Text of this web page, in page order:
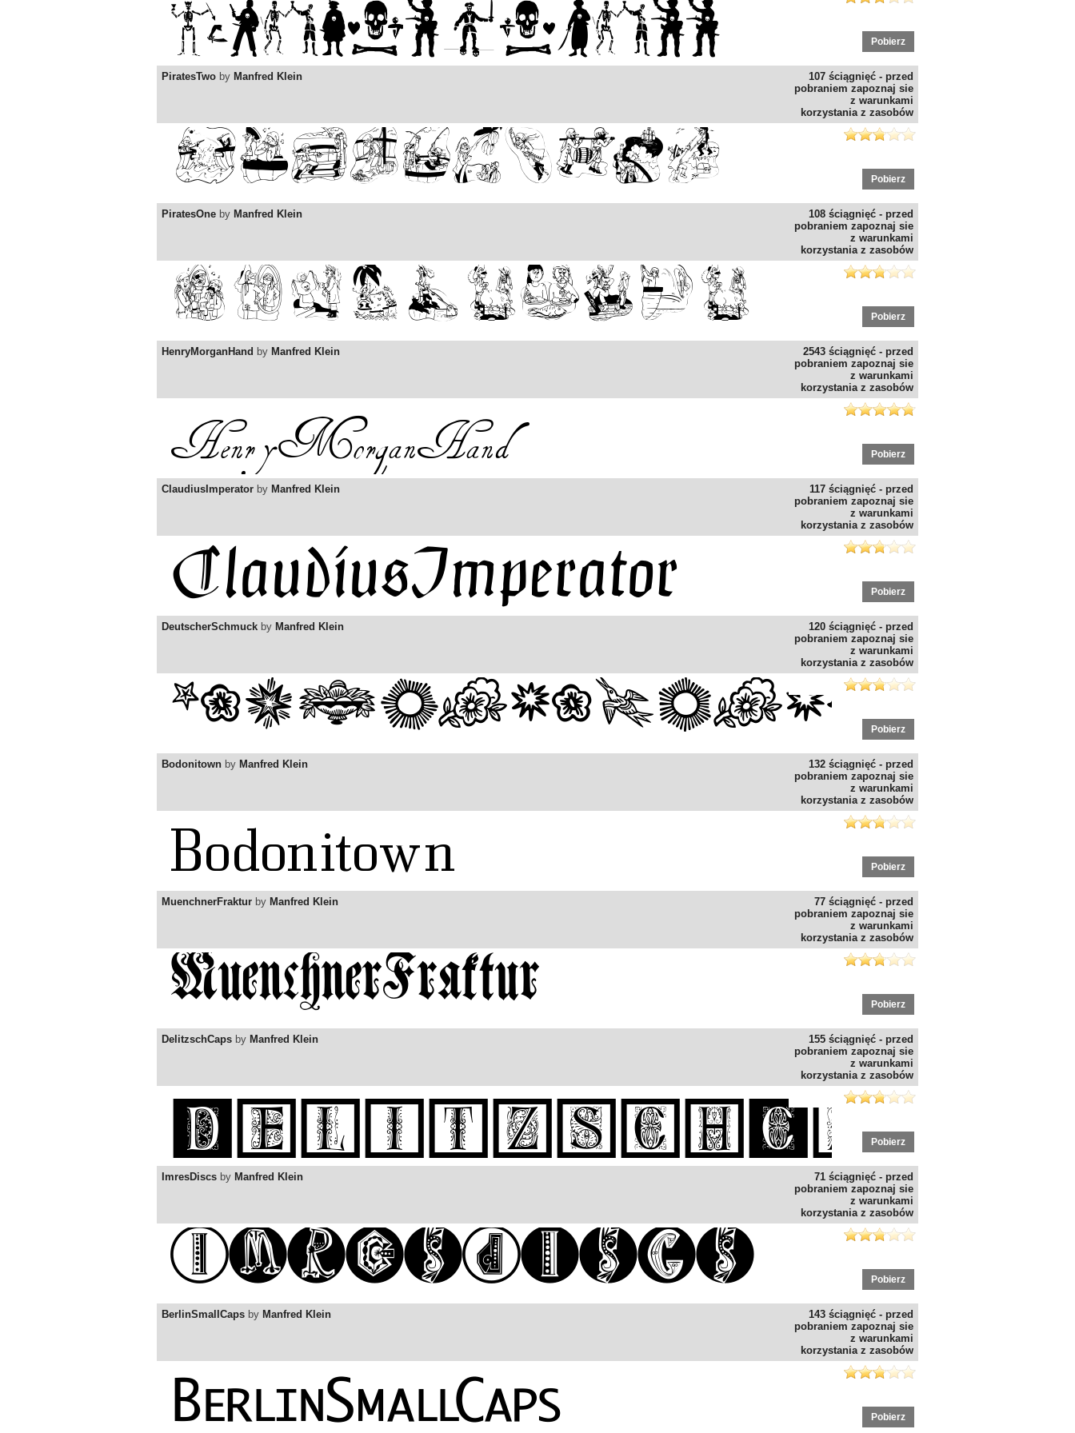
Pobierz
107 ściągnięć - przed
pobraniem zapoznaj sie
z warunkami
korzystania z zasobów
PiratesTwo by Manfred Klein
Pobierz
108 ściągnięć - przed
pobraniem zapoznaj sie
z warunkami
korzystania z zasobów
PiratesOne by Manfred Klein
Pobierz
2543 ściągnięć - przed
pobraniem zapoznaj sie
z warunkami
korzystania z zasobów
HenryMorganHand by Manfred Klein
Pobierz
117 ściągnięć - przed
pobraniem zapoznaj sie
z warunkami
korzystania z zasobów
ClaudiusImperator by Manfred Klein
Pobierz
120 ściągnięć - przed
pobraniem zapoznaj sie
z warunkami
korzystania z zasobów
DeutscherSchmuck by Manfred Klein
Pobierz
132 ściągnięć - przed
pobraniem zapoznaj sie
z warunkami
korzystania z zasobów
Bodonitown by Manfred Klein
Pobierz
77 ściągnięć - przed
pobraniem zapoznaj sie
z warunkami
korzystania z zasobów
MuenchnerFraktur by Manfred Klein
Pobierz
155 ściągnięć - przed
pobraniem zapoznaj sie
z warunkami
korzystania z zasobów
DelitzschCaps by Manfred Klein
Pobierz
71 ściągnięć - przed
pobraniem zapoznaj sie
z warunkami
korzystania z zasobów
ImresDiscs by Manfred Klein
Pobierz
143 ściągnięć - przed
pobraniem zapoznaj sie
z warunkami
korzystania z zasobów
BerlinSmallCaps by Manfred Klein
Pobierz